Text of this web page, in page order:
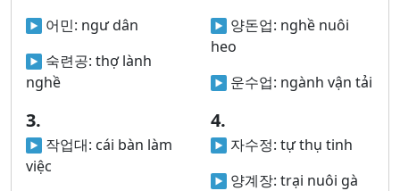
어민: ngư dân
숙련공: thợ lành
nghề
양돈업: nghề nuôi
heo
운수업: ngành vận tải
3.
작업대: cái bàn làm
việc
4.
자수정: tự thụ tinh
양계장: trại nuôi gà